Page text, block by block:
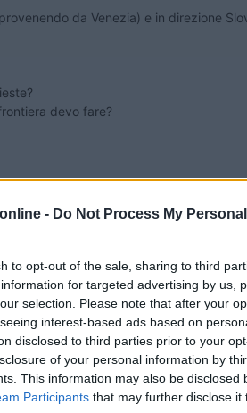
- Do Not Process My
to opt-out of the sale, sharing to third
for targeted advertising by us,
selection. Please note that after your
interest-based ads based on
disclosed to third parties prior to your
of your personal information by
This information may also be disclosed
Participants that may further disclose it
da Venezia) e in direzione
devo fare?
08:50:23
da Venezia) e in direzione Slovenia/
...